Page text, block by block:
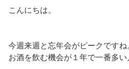
こんにちは。
今週来週と忘年会がピークですね
お酒を飲む機会が１年で一番多い